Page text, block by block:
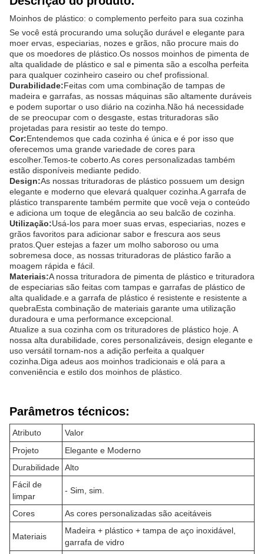
Moinhos de plástico: o complemento perfeito para sua cozinha
Se você está procurando uma solução durável e elegante para
moer ervas, especiarias, nozes e grãos, não procure mais do
que os moedores de plástico.Os nossos moinhos de pimenta de
alta qualidade de plástico e sal e pimenta são a escolha perfeita
para qualquer cozinheiro caseiro ou chef profissional.
Durabilidade:Feitas com uma combinação de tampas de
madeira e garrafas, as nossas máquinas são altamente duráveis
e podem suportar o uso diário na cozinha.Não há necessidade
de se preocupar com o desgaste, estas trituradoras são
projetadas para resistir ao teste do tempo.
Cor:Entendemos que cada cozinha é única e é por isso que
oferecemos uma grande variedade de cores para
escolher.Temos-te coberto.As cores personalizadas também
estão disponíveis mediante pedido.
Design:As nossas trituradoras de plástico possuem um design
elegante e moderno que elevará qualquer cozinha.A garrafa de
plástico transparente também permite que você veja o conteúdo
e adiciona um toque de elegância ao seu balcão de cozinha.
Utilização:Usá-los para moer suas ervas, especiarias, nozes e
grãos favoritos para adicionar sabor e frescura aos seus
pratos.Quer estejas a fazer um molho saboroso ou uma
sobremesa doce, as nossas trituradoras de plástico farão a
moagem rápida e fácil.
Materiais:A nossa trituradora de pimenta de plástico e trituradora
de especiarias são feitas com tampas e garrafas de plástico de
alta qualidade.e a garrafa de plástico é resistente e resistente a
quebraEsta combinação de materiais garante uma utilização
duradoura e uma performance excepcional.
Atualize a sua cozinha com os trituradores de plástico hoje. A
nossa alta durabilidade, cores personalizáveis, design elegante e
uso versátil tornam-nos a adição perfeita a qualquer
cozinha.Diga adeus aos moinhos tradicionais e olá para a
conveniência e estilo dos moinhos de plástico.
Parâmetros técnicos:
Atributo
Valor
Projeto
Elegante e Moderno
Durabilidade Alto
Fácil de
limpar
- Sim, sim.
Cores As cores personalizadas são aceitáveis
Materiais
Madeira + plástico + tampa de aço inoxidável,
garrafa de vidro